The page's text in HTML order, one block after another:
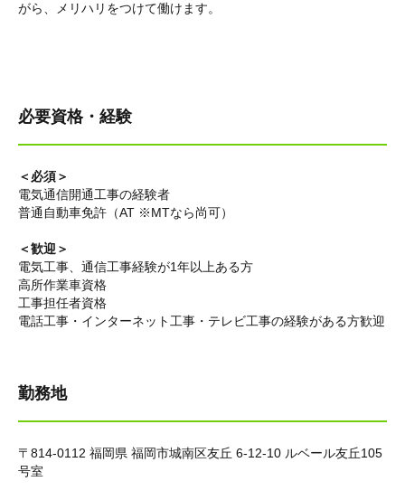
がら、メリハリをつけて働けます。
必要資格・経験
＜必須＞
電気通信開通工事の経験者
普通自動車免許（AT ※MTなら尚可）
＜歓迎＞
電気工事、通信工事経験が1年以上ある方
高所作業車資格
工事担任者資格
電話工事・インターネット工事・テレビ工事の経験がある方歓迎
勤務地
〒814-0112 福岡県 福岡市城南区友丘 6-12-10 ルベール友丘105
号室